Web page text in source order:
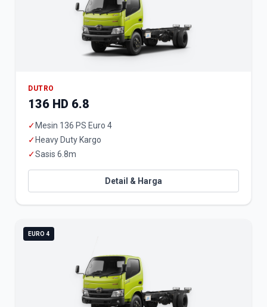
DUTRO
136 HD 6.8
✓ Mesin 136 PS Euro 4
✓ Heavy Duty Kargo
✓Sasis 6.8m
Detail & Harga
EURO 4